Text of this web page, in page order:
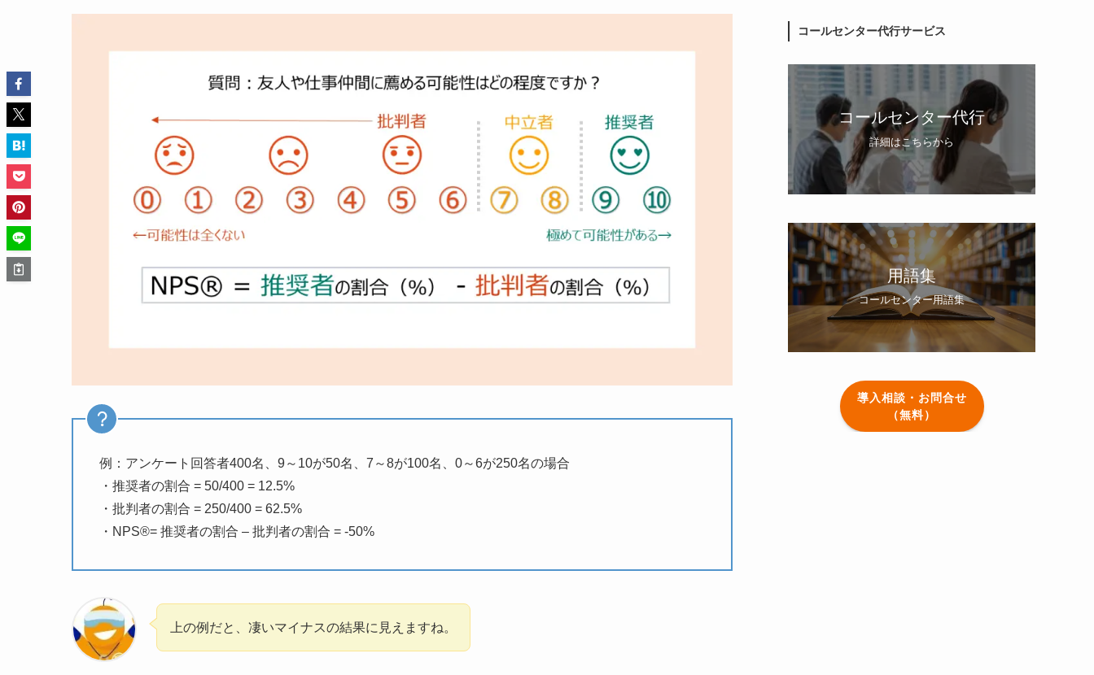
例：アンケート回答者400名、9～10が50名、7～8が100名、0～6が250名の場合
・推奨者の割合 = 50/400 = 12.5%
・批判者の割合 = 250/400 = 62.5%
・NPS®= 推奨者の割合 – 批判者の割合 = -50%
上の例だと、凄いマイナスの結果に見えますね。
コールセンター代行サービス
コールセンター代行
詳細はこちらから
用語集
コールセンター用語集
導入相談・お問合せ
（無料）